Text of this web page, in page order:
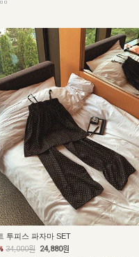
투피스 파자마 SET
34,000원 24,880원